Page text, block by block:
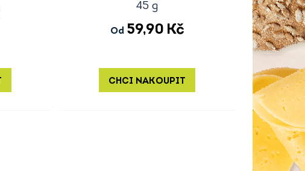
45 g
Od 59,90 Kč
CHCI NAKOUPIT